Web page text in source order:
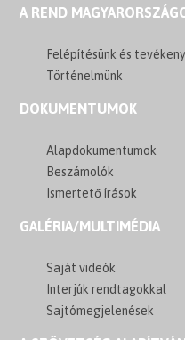
A REND
Felépítésünk és
Történelmünk
DOKUMENTUMOK
Alapdokumentumok
Beszámolók
Ismertető írások
GALÉRIA/MULTIMÉDIA
Saját videók
Interjúk rendtagokkal
Sajtómegjelenések